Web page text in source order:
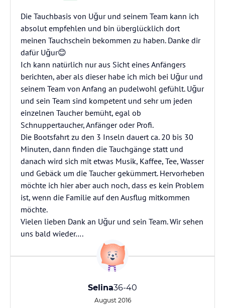
Die Tauchbasis von Uğur und seinem Team kann ich
absolut empfehlen und bin überglücklich dort
meinen Tauchschein bekommen zu haben. Danke dir
dafür Uğur😊
Ich kann natürlich nur aus Sicht eines Anfängers
berichten, aber als dieser habe ich mich bei Uğur und
seinem Team von Anfang an pudelwohl gefühlt. Uğur
und sein Team sind kompetent und sehr um jeden
einzelnen Taucher bemüht, egal ob
Schnuppertaucher, Anfänger oder Profi.
Die Bootsfahrt zu den 3 Inseln dauert ca. 20 bis 30
Minuten, dann finden die Tauchgänge statt und
danach wird sich mit etwas Musik, Kaffee, Tee, Wasser
und Gebäck um die Taucher gekümmert. Hervorheben
möchte ich hier aber auch noch, dass es kein Problem
ist, wenn die Familie auf den Ausflug mitkommen
möchte.
Vielen lieben Dank an Uğur und sein Team. Wir sehen
uns bald wieder….
Selina36-40
August 2016